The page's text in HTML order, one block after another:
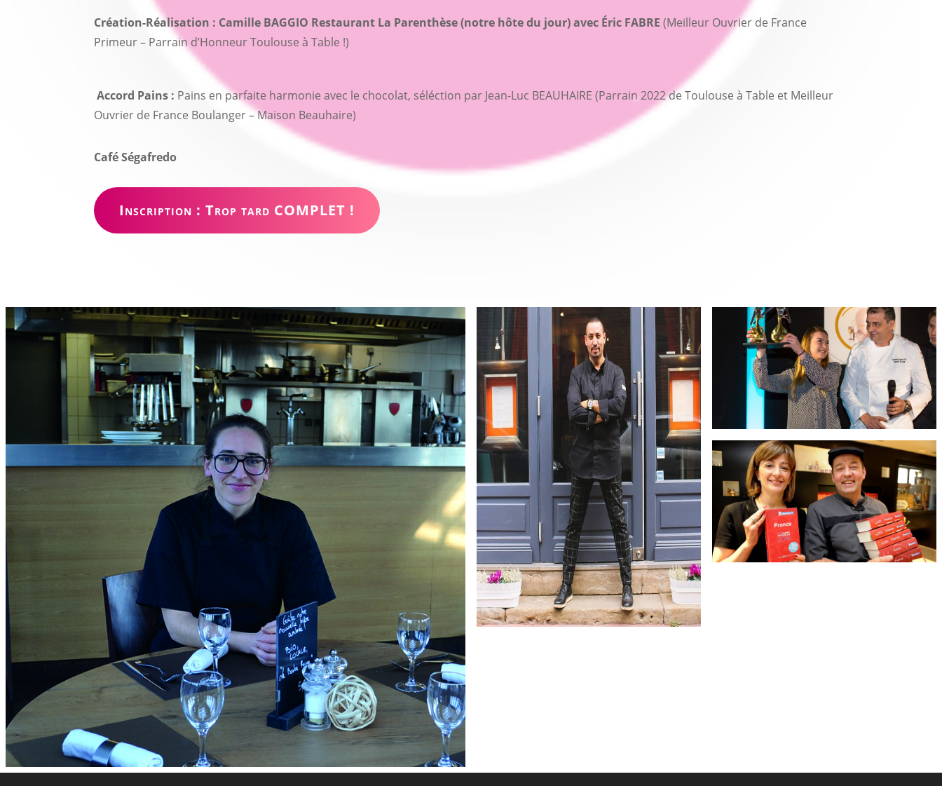
Création-Réalisation : Camille BAGGIO Restaurant La Parenthèse (notre hôte du jour) avec Éric FABRE (Meilleur Ouvrier de France
Primeur – Parrain d’Honneur Toulouse à Table !)
Accord Pains : Pains en parfaite harmonie avec le chocolat, séléction par Jean-Luc BEAUHAIRE (Parrain 2022 de Toulouse à Table et Meilleur
Ouvrier de France Boulanger – Maison Beauhaire)
Café Ségafredo
Inscription : Trop tard COMPLET !